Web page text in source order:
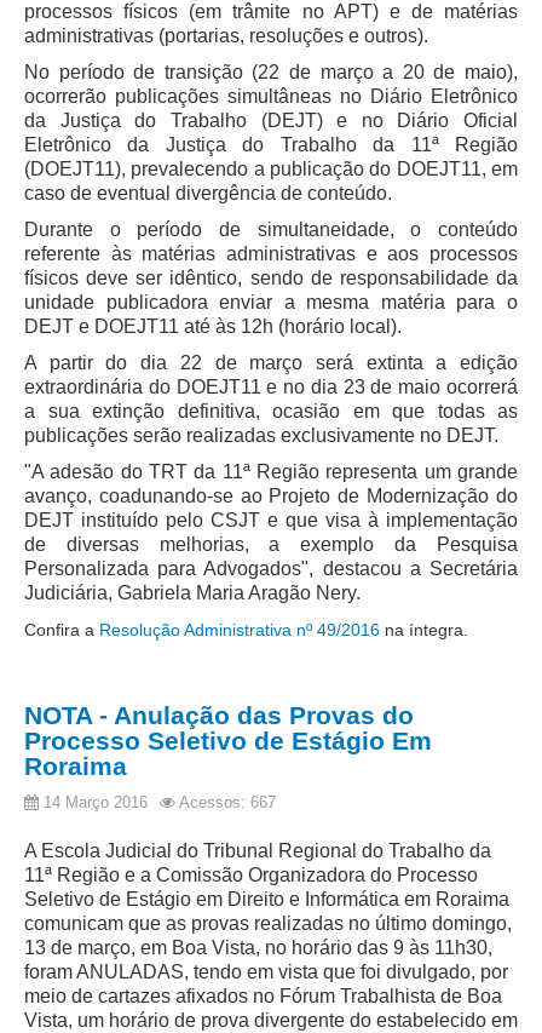
Campanhas
Redes Sociais
Fale com a Comunicação
Logomarca
Jurisprudência
Consulta Jurisprudencial
Falcão - Busca por Jurisprudência
Pangea - precedentes qualificados
Súmulas
Precedentes e Ações Coletivas
Centro de Inteligência
Unidade de Monitoramento e Fiscalização - UMF
Assédio Eleitoral
Transparência
Gestão
Audiências e Sessões
Serviço de Informação ao Cidadão
Tecnologia da Informação e Comunicação
Gestão Orcamentária
Licitações, contratos e Instrumentos
Gestão de Pessoas
processos físicos (em trâmite no APT) e de matérias
administrativas (portarias, resoluções e outros).
No período de transição (22 de março a 20 de maio),
ocorrerão publicações simultâneas no Diário Eletrônico
da Justiça do Trabalho (DEJT) e no Diário Oficial
Eletrônico da Justiça do Trabalho da 11ª Região
(DOEJT11), prevalecendo a publicação do DOEJT11, em
caso de eventual divergência de conteúdo.
Durante o período de simultaneidade, o conteúdo
referente às matérias administrativas e aos processos
físicos deve ser idêntico, sendo de responsabilidade da
unidade publicadora enviar a mesma matéria para o
DEJT e DOEJT11 até às 12h (horário local).
A partir do dia 22 de março será extinta a edição
extraordinária do DOEJT11 e no dia 23 de maio ocorrerá
a sua extinção definitiva, ocasião em que todas as
publicações serão realizadas exclusivamente no DEJT.
"A adesão do TRT da 11ª Região representa um grande
avanço, coadunando-se ao Projeto de Modernização do
DEJT instituído pelo CSJT e que visa à implementação
de diversas melhorias, a exemplo da Pesquisa
Personalizada para Advogados", destacou a Secretária
Judiciária, Gabriela Maria Aragão Nery.
Confira a Resolução Administrativa nº 49/2016 na íntegra.
NOTA - Anulação das Provas do
Processo Seletivo de Estágio Em
Roraima
14 Março 2016 Acessos: 667
A Escola Judicial do Tribunal Regional do Trabalho da
11ª Região e a Comissão Organizadora do Processo
Seletivo de Estágio em Direito e Informática em Roraima
comunicam que as provas realizadas no último domingo,
13 de março, em Boa Vista, no horário das 9 às 11h30,
foram ANULADAS, tendo em vista que foi divulgado, por
meio de cartazes afixados no Fórum Trabalhista de Boa
Vista, um horário de prova divergente do estabelecido em